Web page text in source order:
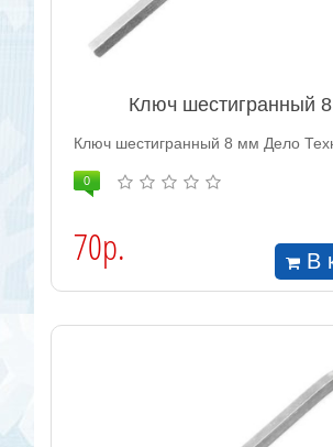
Ключ шестигранный
Ключ шестигранный 8 мм Дело
0
70р. В